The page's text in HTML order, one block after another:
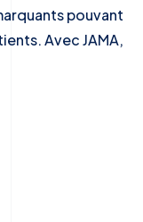
pouvant
Avec JAMA,